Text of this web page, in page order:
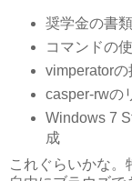
奨学金の書
コマンドの
vimperatorの
casper-rwの
Windows 7
成
これぐらいかな。